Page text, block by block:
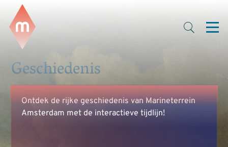
Geschiedenis
Ontdek de rijke geschiedenis van Marineterrein
Amsterdam met de interactieve tijdlijn!